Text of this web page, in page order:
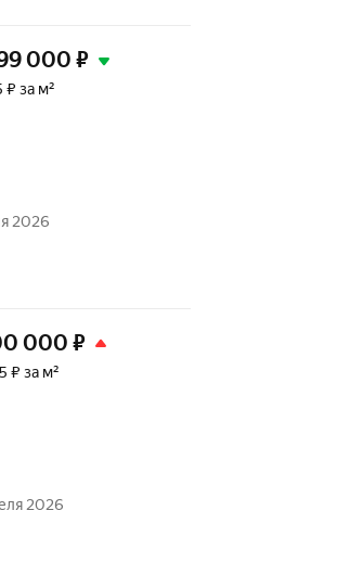
000 ₽
₽ за м²
2026
000 ₽
₽ за м²
2026